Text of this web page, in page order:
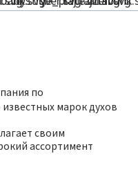
по
марок духов
своим
ассортимент